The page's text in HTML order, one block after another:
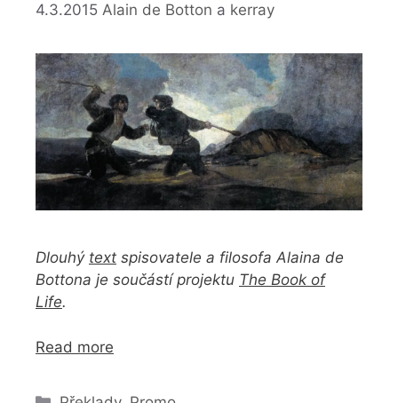
4.3.2015 Alain de Botton a kerray
Dlouhý text spisovatele a filosofa Alaina de
Bottona je součástí projektu The Book of
Life.
Read more
Rubriky